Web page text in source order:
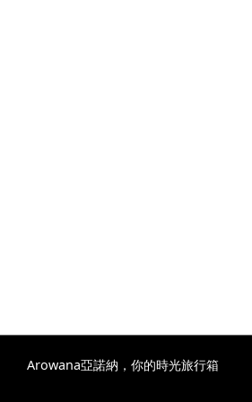
Arowana亞諾納，你的時光旅行箱